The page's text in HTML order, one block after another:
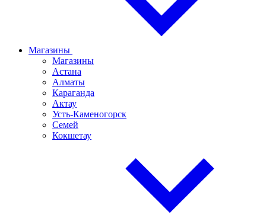
Магазины
Магазины
Астана
Алматы
Караганда
Актау
Усть-Каменогорск
Семей
Кокшетау